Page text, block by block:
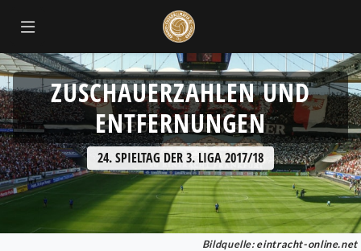
ZUSCHAUERZAHLEN UND
ENTFERNUNGEN
24. SPIELTAG DER 3. LIGA 2017/18
Bildquelle: eintracht-online.net